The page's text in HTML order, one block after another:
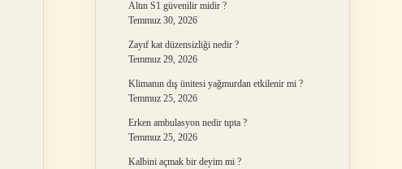
Altın S1 güvenilir midir ?
Temmuz 30, 2026
Zayıf kat düzensizliği nedir ?
Temmuz 29, 2026
Klimanın dış ünitesi yağmurdan etkilenir mi ?
Temmuz 25, 2026
Erken ambulasyon nedir tıpta ?
Temmuz 25, 2026
Kalbini açmak bir deyim mi ?